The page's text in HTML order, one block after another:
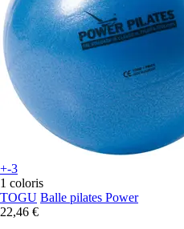
+-3
1 coloris
TOGU Balle pilates Power
22,46 €